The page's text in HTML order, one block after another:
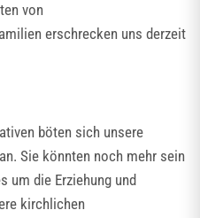
von
erschrecken uns derzeit
böten sich unsere
an. Sie könnten noch mehr sein
um die Erziehung und
kirchlichen